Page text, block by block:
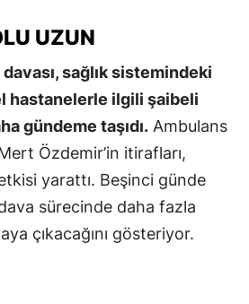
UZUN
sağlık sistemindeki
hastanelerle ilgili şaibeli
gündeme taşıdı. Ambulans
Özdemir’in itirafları,
yarattı. Beşinci günde
sürecinde daha fazla
çıkacağını gösteriyor.